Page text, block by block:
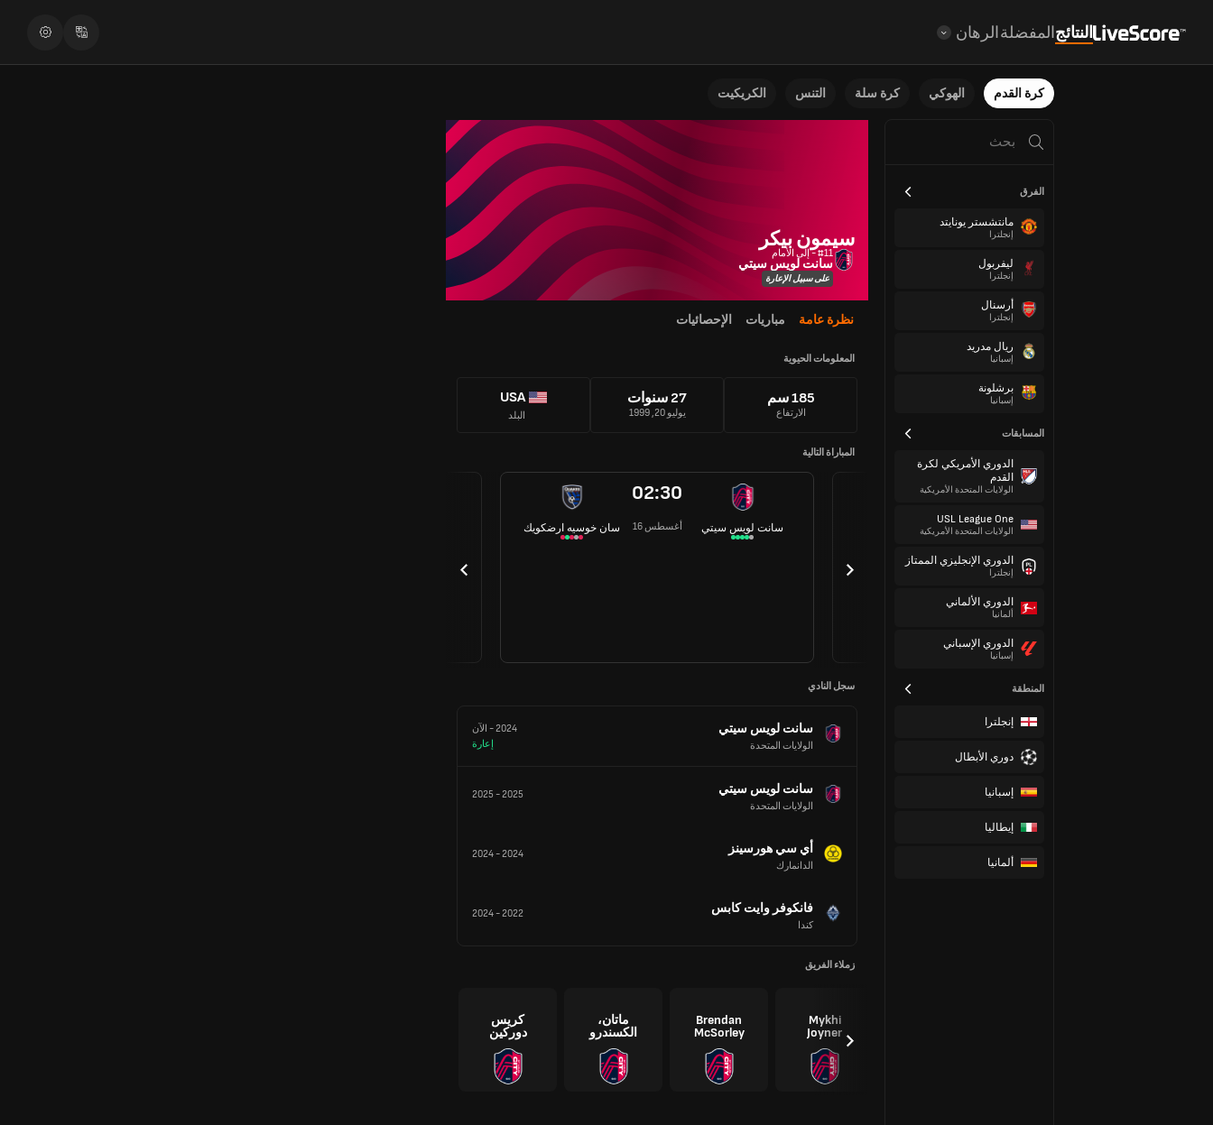
النتائجالمفضلةالرهان
كرة القدم الهوكي كرة سلة التنس الكريكيت
الفرق
مانتشستر يونايتد
إنجلترا
ليفربول
إنجلترا
أرسنال
إنجلترا
ريال مدريد
إسبانيا
برشلونة
إسبانيا
المسابقات
الدوري الأمريكي لكرة
القدم
الولايات المتحدة الأمريكية
USL League One
الولايات المتحدة الأمريكية
الدوري الإنجليزي الممتاز
إنجلترا
الدوري الألماني
ألمانيا
الدوري الإسباني
إسبانيا
المنطقة
إنجلترا
دوري الأبطال
إسبانيا
إيطاليا
ألمانيا
سيمون بيكر
#11 - إلى الأمام
سانت لويس سيتي
على سبيل الإعارة
نظرة عامة مباريات الإحصائيات
المعلومات الحيوية
185 سم
الارتفاع
27 سنوات
يوليو 20, 1999
USA
البلد
المباراة التالية
سان خوسيه ارضكويك
02:30
16 أغسطس سانت لويس سيتي
سجل النادي
سانت لويس سيتي
الولايات المتحدة
2024
- الآن
إعارة
سانت لويس سيتي
الولايات المتحدة
2025
-
2025
أي سي هورسينز
الدانمارك
2024
-
2024
فانكوفر وايت كابس
كندا
2022
-
2024
زملاء الفريق
Mykhi
Joyner
Brendan
McSorley
ماتان،
الكسندرو
كريس
دوركين